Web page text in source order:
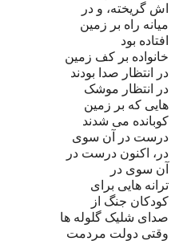
اش گريخته، و در
ميانه راه بر زمين
افتاده بود
خانواده بر کف زمين
در انتظار صدا بودند
در انتظار موشک
هايى که بر زمين
کوبانده مى شدند
درست در آن سوى
در، اکنون درست در
آن سوى در
ترانه هايى براى
کودکان جنگ از
صداى شليک گلوله ها
وقتى دولت مردمت